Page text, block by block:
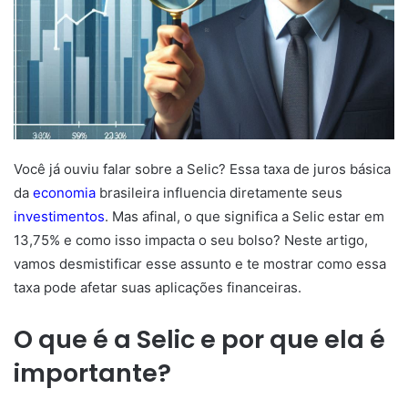
Você já ouviu falar sobre a Selic? Essa taxa de juros básica
da economia brasileira influencia diretamente seus
investimentos. Mas afinal, o que significa a Selic estar em
13,75% e como isso impacta o seu bolso? Neste artigo,
vamos desmistificar esse assunto e te mostrar como essa
taxa pode afetar suas aplicações financeiras.
O que é a Selic e por que ela é
importante?